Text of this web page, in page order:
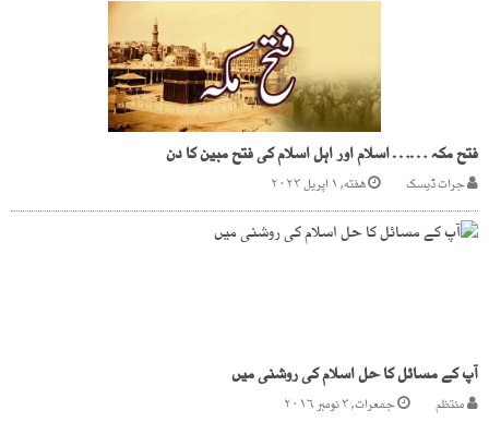
فتح مکہ …… اسلام اور اہل اسلام کی فتح مبین کا دن
جرات ڈیسک هفته, ۱ اپریل ۲۰۲۳
آپ کے مسائل کا حل اسلام کی روشنی میں
منتظم جمعرات, ۳ نومبر ۲۰۱۶